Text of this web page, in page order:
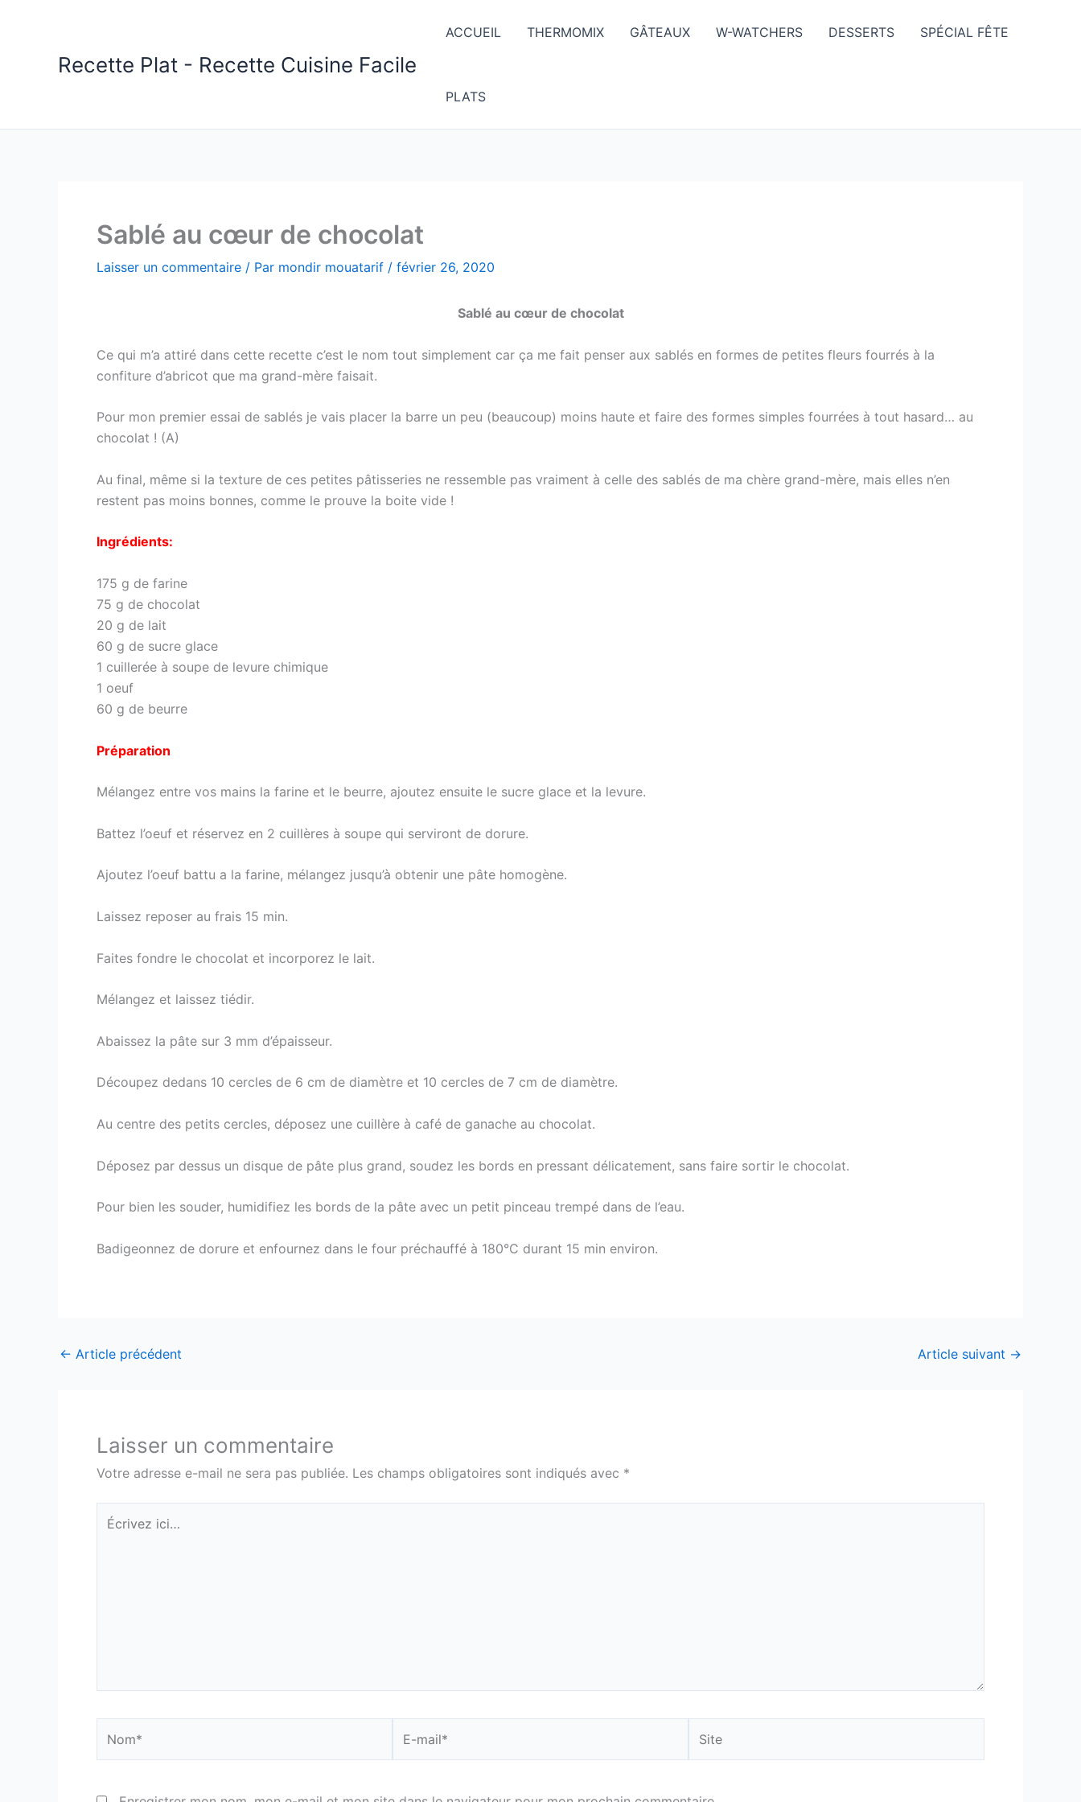
Recette Plat - Recette Cuisine Facile
ACCUEIL THERMOMIX GÂTEAUX W-WATCHERS DESSERTS SPÉCIAL FÊTE
PLATS
Sablé au cœur de chocolat
Laisser un commentaire / Par mondir mouatarif / février 26, 2020
Sablé au cœur de chocolat
Ce qui m’a attiré dans cette recette c’est le nom tout simplement car ça me fait penser aux sablés en formes de petites fleurs fourrés à la
confiture d’abricot que ma grand-mère faisait.
Pour mon premier essai de sablés je vais placer la barre un peu (beaucoup) moins haute et faire des formes simples fourrées à tout hasard… au
chocolat ! (A)
Au final, même si la texture de ces petites pâtisseries ne ressemble pas vraiment à celle des sablés de ma chère grand-mère, mais elles n’en
restent pas moins bonnes, comme le prouve la boite vide !
Ingrédients:
175 g de farine
75 g de chocolat
20 g de lait
60 g de sucre glace
1 cuillerée à soupe de levure chimique
1 oeuf
60 g de beurre
Préparation
Mélangez entre vos mains la farine et le beurre, ajoutez ensuite le sucre glace et la levure.
Battez l’oeuf et réservez en 2 cuillères à soupe qui serviront de dorure.
Ajoutez l’oeuf battu a la farine, mélangez jusqu’à obtenir une pâte homogène.
Laissez reposer au frais 15 min.
Faites fondre le chocolat et incorporez le lait.
Mélangez et laissez tiédir.
Abaissez la pâte sur 3 mm d’épaisseur.
Découpez dedans 10 cercles de 6 cm de diamètre et 10 cercles de 7 cm de diamètre.
Au centre des petits cercles, déposez une cuillère à café de ganache au chocolat.
Déposez par dessus un disque de pâte plus grand, soudez les bords en pressant délicatement, sans faire sortir le chocolat.
Pour bien les souder, humidifiez les bords de la pâte avec un petit pinceau trempé dans de l’eau.
Badigeonnez de dorure et enfournez dans le four préchauffé à 180°C durant 15 min environ.
← Article précédent Article suivant →
Laisser un commentaire
Votre adresse e-mail ne sera pas publiée. Les champs obligatoires sont indiqués avec *
Écrivez
ici…
mail*